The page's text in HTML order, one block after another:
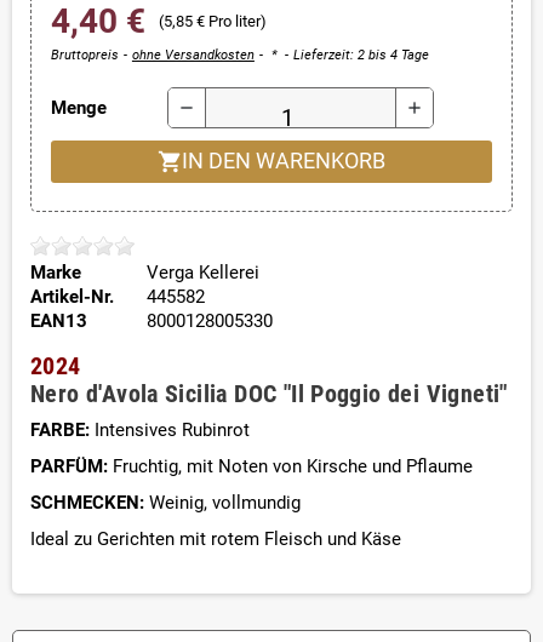
4,40 € (5,85 € Pro liter)
Bruttopreis ohne Versandkosten * Lieferzeit: 2 bis 4 Tage
Menge remove add
shopping_cart IN DEN WARENKORB
Marke
Verga Kellerei
Artikel-Nr.
445582
EAN13
8000128005330
2024
Nero d'Avola Sicilia DOC "Il Poggio dei Vigneti"
FARBE: Intensives Rubinrot
PARFÜM: Fruchtig, mit Noten von Kirsche und Pflaume
SCHMECKEN: Weinig, vollmundig
Ideal zu Gerichten mit rotem Fleisch und Käse